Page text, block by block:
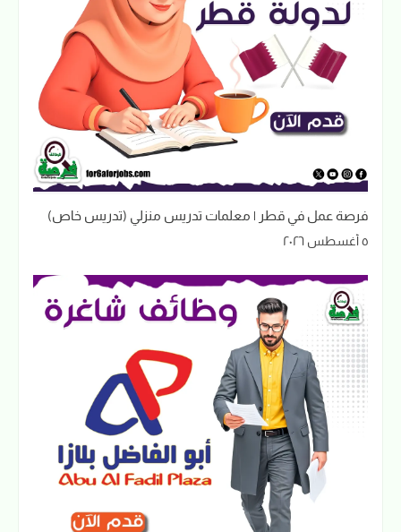
فرصة عمل في قطر | معلمات تدريس منزلي (تدريس خاص)
٥ أغسطس ٢٠٢٦